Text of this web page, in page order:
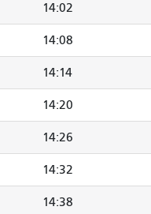
14:02
14:08
14:14
14:20
14:26
14:32
14:38